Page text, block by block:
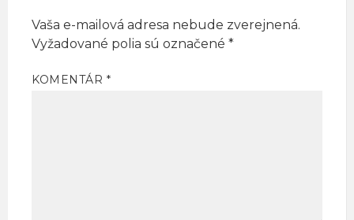
Vaša e-mailová adresa nebude zverejnená.
Vyžadované polia sú označené *
KOMENTÁR*